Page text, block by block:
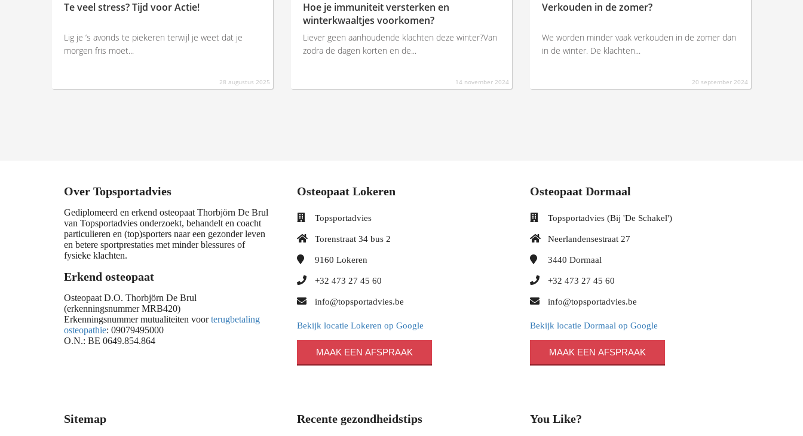
Te veel stress? Tijd voor Actie!
28 augustus 2025
Lig je ’s avonds te piekeren terwijl je weet dat je
morgen fris moet...
Hoe je immuniteit versterken en
winterkwaaltjes voorkomen?
14 november 2024
Liever geen aanhoudende klachten deze winter?Van
zodra de dagen korten en de...
Verkouden in de zomer?
20 september 2024
We worden minder vaak verkouden in de zomer dan
in de winter. De klachten...
Over Topsportadvies
Gediplomeerd en erkend osteopaat Thorbjörn De Brul
van Topsportadvies onderzoekt, behandelt en coacht
particulieren en (top)sporters naar een gezonder leven
en betere sportprestaties met minder blessures of
fysieke klachten.
Erkend osteopaat
Osteopaat D.O. Thorbjörn De Brul
(erkenningsnummer MRB420)
Erkenningsnummer mutualiteiten voorterugbetaling
osteopathie: 09079495000
O.N.: BE 0649.854.864
Osteopaat Lokeren
Topsportadvies
Torenstraat 34 bus 2
9160 Lokeren
+32 473 27 45 60
info@topsportadvies.be
Bekijk locatie Lokeren op Google
MAAK EEN AFSPRAAK
Osteopaat Dormaal
Topsportadvies (Bij 'De Schakel')
Neerlandensestraat 27
3440 Dormaal
+32 473 27 45 60
info@topsportadvies.be
Bekijk locatie Dormaal op Google
MAAK EEN AFSPRAAK
Sitemap Recente gezondheidstips You Like?